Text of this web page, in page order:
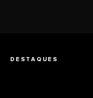
DESTAQUES